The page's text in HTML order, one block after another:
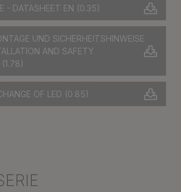
- DATASHEET EN (0.35)
UND SICHERHEITSHINWEISE
AND SAFETY
(1.78)
OF LED (0.85)